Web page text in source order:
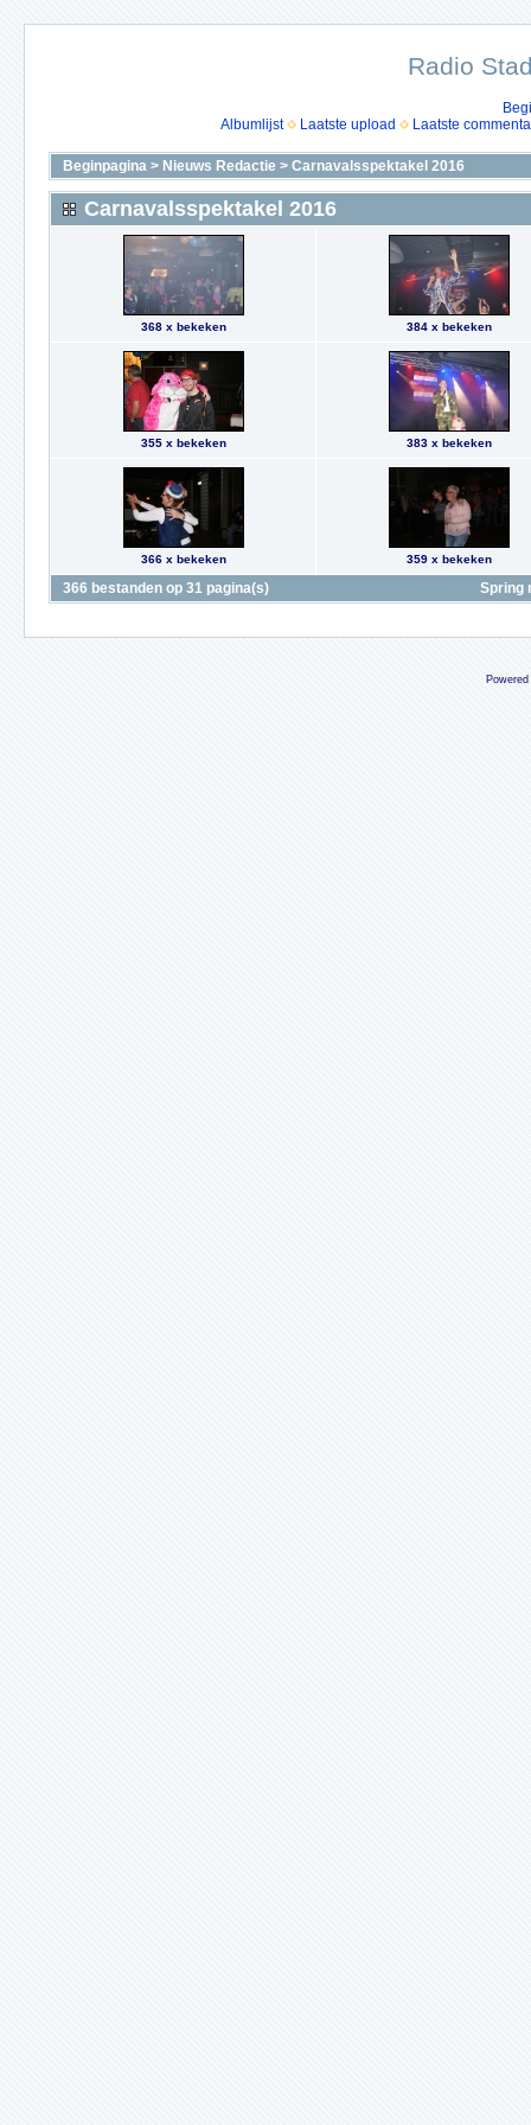
Radio
Albumlijst
Laatste upload Laatste
Beginpagina > Nieuws Redactie > Carnavalsspektakel 2016
Carnavalsspektakel 2016
368 x bekeken 384 x bekeken
355 x bekeken 383 x bekeken
366 x bekeken 359 x bekeken
366 bestanden op 31 pagina(s) Spring